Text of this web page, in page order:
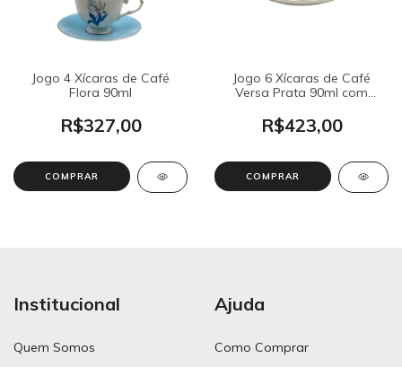
Jogo 4 Xícaras de Café
Flora 90ml
R$327,00
Jogo 6 Xícaras de Café
Versa Prata 90ml com
R$423,00
Institucional
Quem Somos
Ajuda
Como Comprar